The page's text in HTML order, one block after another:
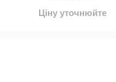
Ціну уточнюйте